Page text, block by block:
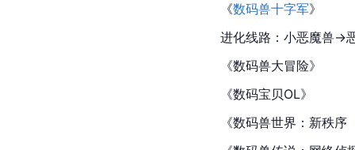
《数码兽十字军》
进化线路：小恶魔兽→
《数码兽大冒险》
《数码宝贝OL》
《数码兽世界：新秩